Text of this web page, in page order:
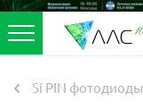
Si PIN фотодиоды